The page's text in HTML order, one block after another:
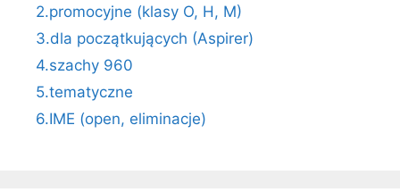
2.promocyjne (klasy O, H, M)
3.dla początkujących (Aspirer)
4.szachy 960
5.tematyczne
6.IME (open, eliminacje)